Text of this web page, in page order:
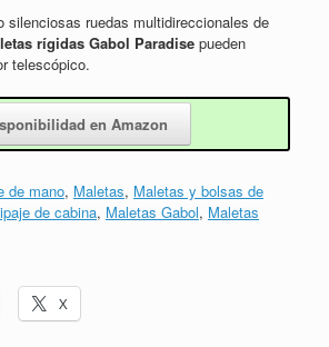
silenciosas ruedas multidireccionales de
rígidas Gabol Paradise pueden
telescópico.
en Amazon
de mano, Maletas, Maletas y bolsas de
de cabina, Maletas Gabol, Maletas
X